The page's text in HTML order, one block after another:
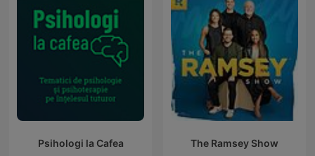
Psihologi la Cafea The Ramsey Show